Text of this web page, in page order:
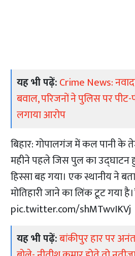
यह भी पढ़ें:Crime News:
बवाल, परिजनों ने पुलिस पर
लगाया आरोप
बिहार: गोपालगंज में कल पानी
महीने पहले जिस पुल का
हिस्सा बह ​गया। एक स्थानीय ने
मोतिहारी जाने का लिंक टूट गया
pic.twitter.com/shMTwvIKVj
यह भी पढ़ें:बांकीपुर हार पर